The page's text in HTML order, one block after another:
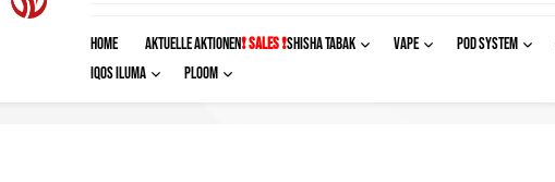
Home AKTUELLE AKTIONEN❗ SALES ❗SHISHA TABAK VAPE POD SYSTEM
IQOS ILUMA
Ploom